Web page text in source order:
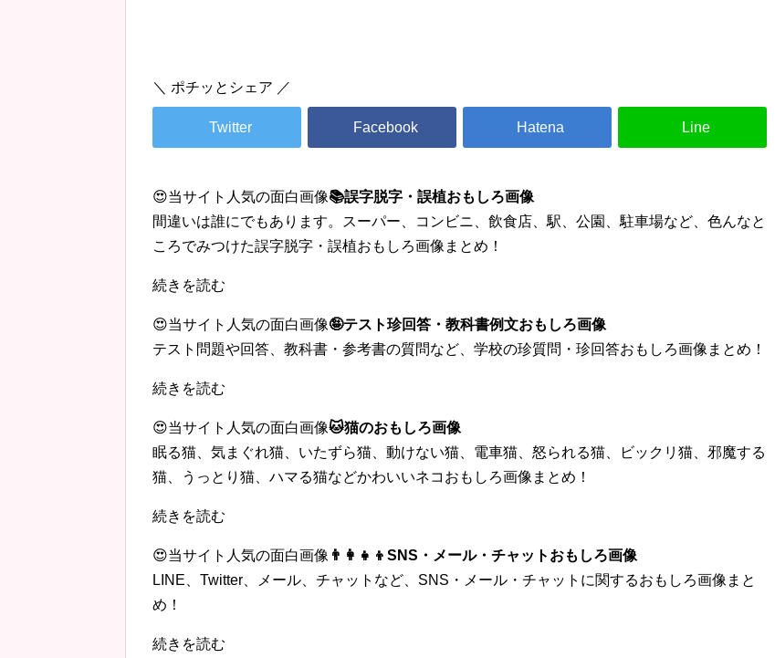
＼ ポチッとシェア ／
😍当サイト人気の面白画像📚誤字脱字・誤植おもしろ画像
間違いは誰にでもあります。スーパー、コンビニ、飲食店、駅、公園、駐車場など、色んなと
ころでみつけた誤字脱字・誤植おもしろ画像まとめ！
続きを読む
😍当サイト人気の面白画像🤪テスト珍回答・教科書例文おもしろ画像
テスト問題や回答、教科書・参考書の質問など、学校の珍質問・珍回答おもしろ画像まとめ！
続きを読む
😍当サイト人気の面白画像🐱猫のおもしろ画像
眠る猫、気まぐれ猫、いたずら猫、動けない猫、電車猫、怒られる猫、ビックリ猫、邪魔する
猫、うっとり猫、ハマる猫などかわいいネコおもしろ画像まとめ！
続きを読む
😍当サイト人気の面白画像 👨‍👩‍👧‍👦SNS・メール・チャットおもしろ画像
LINE、Twitter、メール、チャットなど、SNS・メール・チャットに関するおもしろ画像まと
め！
続きを読む